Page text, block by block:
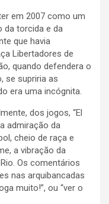
em 2007 como um
da torcida e da
que havia
Libertadores de
quando defendera o
se supriria as
era uma incógnita.
dos jogos, “El
admiração da
cheio de raça e
a vibração da
Os comentários
nas arquibancadas
muito!”, ou “ver o